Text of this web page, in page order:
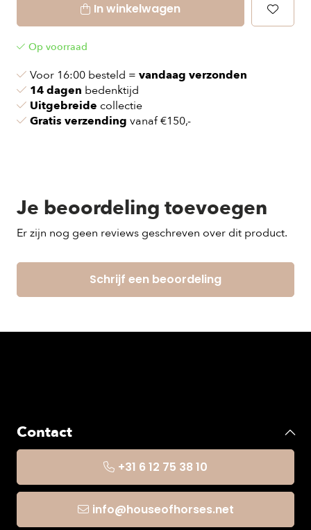
In winkelwagen
Op voorraad
Voor 16:00 besteld = vandaag verzonden
14 dagen bedenktijd
Uitgebreide collectie
Gratis verzending vanaf €150,-
Je beoordeling toevoegen
Er zijn nog geen reviews geschreven over dit product.
Schrijf een beoordeling
Contact
+31 6 12 75 38 10
info@houseofhorses.net